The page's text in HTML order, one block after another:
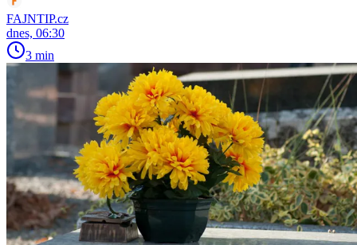
FAJNTIP.cz
dnes, 06:30
3 min